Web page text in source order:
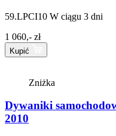
59.LPCI10 W ciągu 3 dni
1 060,- zł
Kupić
Zniżka
Dywaniki
2010